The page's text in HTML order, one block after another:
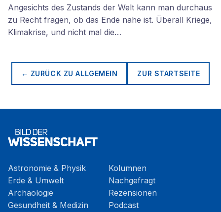
Angesichts des Zustands der Welt kann man durchaus
zu Recht fragen, ob das Ende nahe ist. Überall Kriege,
Klimakrise, und nicht mal die…
← ZURÜCK ZUALLGEMEIN ZUR STARTSEITE
Astronomie & Physik
Erde & Umwelt
Archäologie
Gesundheit & Medizin
Kolumnen
Nachgefragt
Rezensionen
Podcast